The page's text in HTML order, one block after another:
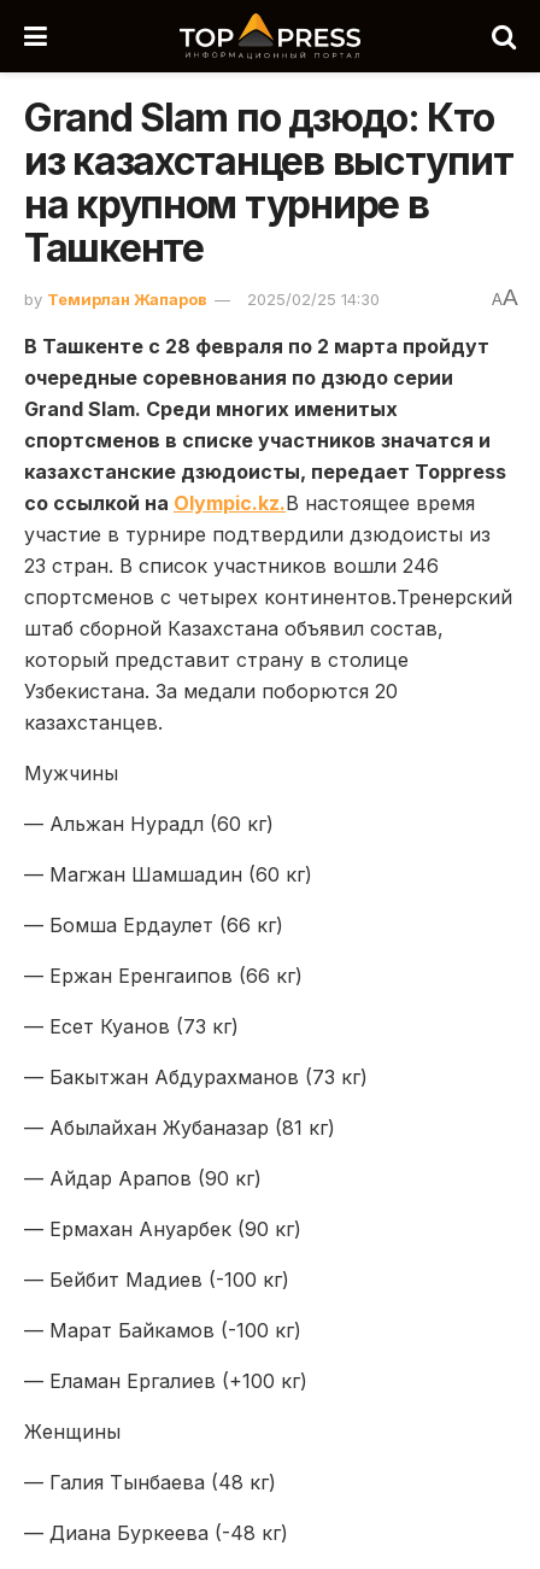
Grand Slam по дзюдо: Кто
из казахстанцев выступит
на крупном турнире в
Ташкенте
by Темирлан Жапаров 2025/02/25 14:30 AA
В Ташкенте с 28 февраля по 2 марта пройдут
очередные соревнования по дзюдо серии
Grand Slam. Среди многих именитых
спортсменов в списке участников значатся и
казахстанские дзюдоисты, передает Toppress
со ссылкой на Olympic.kz.В настоящее время
участие в турнире подтвердили дзюдоисты из
23 стран. В список участников вошли 246
спортсменов с четырех континентов.Тренерский
штаб сборной Казахстана объявил состав,
который представит страну в столице
Узбекистана. За медали поборются 20
казахстанцев.
Мужчины
— Альжан Нурадл (60 кг)
— Магжан Шамшадин (60 кг)
— Бомша Ердаулет (66 кг)
— Ержан Еренгаипов (66 кг)
— Есет Куанов (73 кг)
— Бакытжан Абдурахманов (73 кг)
— Абылайхан Жубаназар (81 кг)
— Айдар Арапов (90 кг)
— Ермахан Ануарбек (90 кг)
— Бейбит Мадиев (-100 кг)
— Марат Байкамов (-100 кг)
— Еламан Ергалиев (+100 кг)
Женщины
— Галия Тынбаева (48 кг)
— Диана Буркеева (-48 кг)